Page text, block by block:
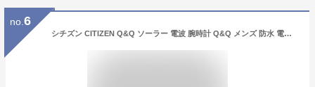
no. 6
シチズン CITIZEN Q&Q ソーラー 電波 腕時計 Q&Q メンズ 防水 電波ソーラー チープシチズン ブラック 黒 青 ブルー ネイビー シルバー グリーン カーキ 緑 ベージュ HG12-204 HG12-205 HG08-202 HG08-204 HG12-215 D02A-001VK D02A-002VK D02A-003VK D02A-004VK D02A-005VK